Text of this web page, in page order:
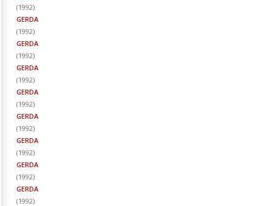
(1992)
GERDA
(1992)
GERDA
(1992)
GERDA
(1992)
GERDA
(1992)
GERDA
(1992)
GERDA
(1992)
GERDA
(1992)
GERDA
(1992)